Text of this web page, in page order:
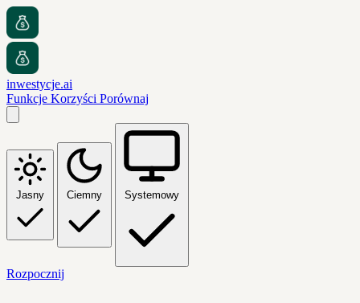
inwestycje.ai
Funkcje Korzyści Porównaj
Jasny Ciemny Systemowy
Rozpocznij